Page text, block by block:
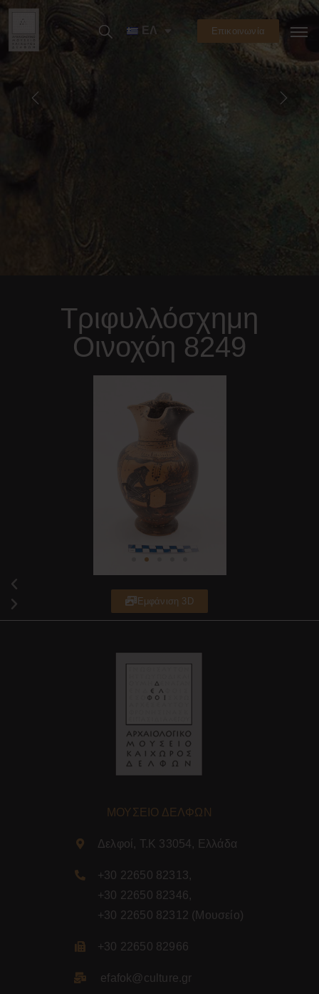
ΕΛ Επικοινωνία
Τριφυλλόσχημη
Οινοχόη 8249
Εμφάνιση 3D
ΜΟΥΣΕΙΟ ΔΕΛΦΩΝ
Δελφοί, Τ.Κ 33054, Ελλάδα
+30 22650 82313,
+30 22650 82346,
+30 22650 82312 (Μουσείο)
+30 22650 82966
efafok@culture.gr